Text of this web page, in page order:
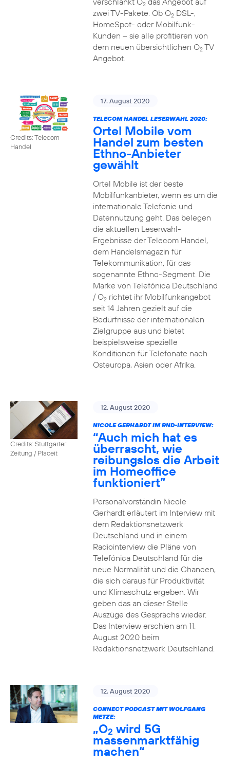
2
zwei TV-Pakete. Ob O2DSL-,
HomeSpot- oder Mobilfunk-
Kunden – sie alle profitieren von
dem neuen übersichtlichen O2TV
Angebot.
Credits: Telecom
Handel
17. August 2020
TELECOM HANDEL LESERWAHL 2020:
Ortel Mobile vom
Handel zum besten
Ethno-Anbieter
gewählt
Ortel Mobile ist der beste
Mobilfunkanbieter, wenn es um die
internationale Telefonie und
Datennutzung geht. Das belegen
die aktuellen Leserwahl-
Ergebnisse der Telecom Handel,
dem Handelsmagazin für
Telekommunikation, für das
sogenannte Ethno-Segment. Die
Marke von Telefónica Deutschland
/ O2richtet ihr Mobilfunkangebot
seit 14 Jahren gezielt auf die
Bedürfnisse der internationalen
Zielgruppe aus und bietet
beispielsweise spezielle
Konditionen für Telefonate nach
Osteuropa, Asien oder Afrika.
Credits: Stuttgarter
Zeitung / Placeit
12. August 2020
NICOLE GERHARDT IM RND-INTERVIEW:
“Auch mich hat es
überrascht, wie
reibungslos die Arbeit
im Homeoffice
funktioniert”
Personalvorständin Nicole
Gerhardt erläutert im Interview mit
dem Redaktionsnetzwerk
Deutschland und in einem
Radiointerview die Pläne von
Telefónica Deutschland für die
neue Normalität und die Chancen,
die sich daraus für Produktivität
und Klimaschutz ergeben. Wir
geben das an dieser Stelle
Auszüge des Gesprächs wieder.
Das Interview erschien am 11.
August 2020 beim
Redaktionsnetzwerk Deutschland.
12. August 2020
CONNECT PODCAST MIT WOLFGANG
METZE:
„O2 wird 5G
massenmarktfähig
machen“